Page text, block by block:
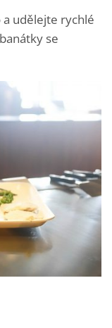
a udělejte rychlé
se